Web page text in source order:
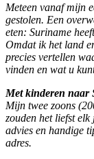
Meteen vanaf mijn
gestolen. Een
eten: Suriname
Omdat ik het land
precies vertellen
vinden en wat u
Met kinderen naar
Mijn twee zoons
zouden het liefst
advies en handige
adres.